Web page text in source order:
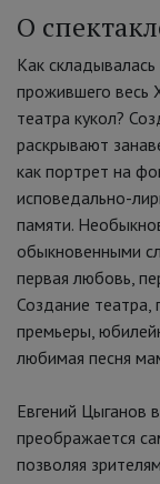
О
Как
прожившего весь
театра кукол?
раскрывают
как портрет на
исповедально-
памяти.
обыкновенными
первая любовь,
Создание
премьеры,
любимая песня
Евгений Цыганов
преображается
позволяя